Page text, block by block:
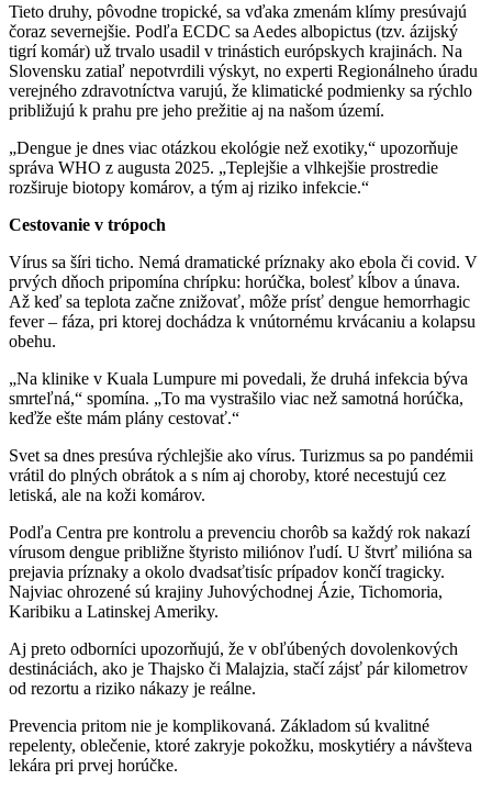
Tieto druhy, pôvodne tropické, sa vďaka zmenám klímy presúvajú
čoraz severnejšie. Podľa ECDC sa Aedes albopictus (tzv. ázijský
tigrí komár) už trvalo usadil v trinástich európskych krajinách. Na
Slovensku zatiaľ nepotvrdili výskyt, no experti Regionálneho úradu
verejného zdravotníctva varujú, že klimatické podmienky sa rýchlo
približujú k prahu pre jeho prežitie aj na našom území.
„Dengue je dnes viac otázkou ekológie než exotiky,“ upozorňuje
správa WHO z augusta 2025. „Teplejšie a vlhkejšie prostredie
rozširuje biotopy komárov, a tým aj riziko infekcie.“
Cestovanie v trópoch
Vírus sa šíri ticho. Nemá dramatické príznaky ako ebola či covid. V
prvých dňoch pripomína chrípku: horúčka, bolesť kĺbov a únava.
Až keď sa teplota začne znižovať, môže prísť dengue hemorrhagic
fever – fáza, pri ktorej dochádza k vnútornému krvácaniu a kolapsu
obehu.
„Na klinike v Kuala Lumpure mi povedali, že druhá infekcia býva
smrteľná,“ spomína. „To ma vystrašilo viac než samotná horúčka,
keďže ešte mám plány cestovať.“
Svet sa dnes presúva rýchlejšie ako vírus. Turizmus sa po pandémii
vrátil do plných obrátok a s ním aj choroby, ktoré necestujú cez
letiská, ale na koži komárov.
Podľa Centra pre kontrolu a prevenciu chorôb sa každý rok nakazí
vírusom dengue približne štyristo miliónov ľudí. U štvrť milióna sa
prejavia príznaky a okolo dvadsaťtisíc prípadov končí tragicky.
Najviac ohrozené sú krajiny Juhovýchodnej Ázie, Tichomoria,
Karibiku a Latinskej Ameriky.
Aj preto odborníci upozorňujú, že v obľúbených dovolenkových
destináciách, ako je Thajsko či Malajzia, stačí zájsť pár kilometrov
od rezortu a riziko nákazy je reálne.
Prevencia pritom nie je komplikovaná. Základom sú kvalitné
repelenty, oblečenie, ktoré zakryje pokožku, moskytiéry a návšteva
lekára pri prvej horúčke.